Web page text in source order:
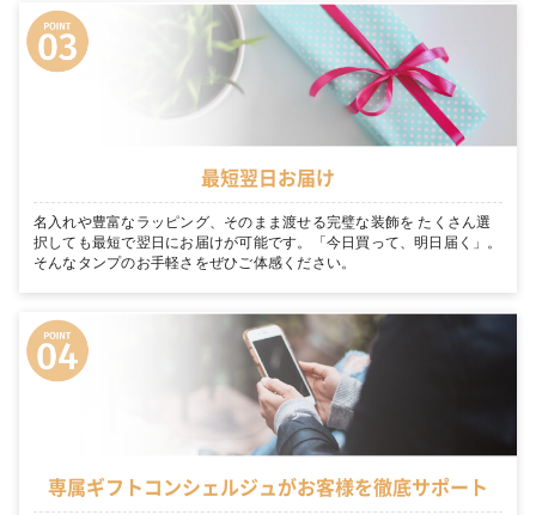
最短翌日お届け
名入れや豊富なラッピング、そのまま渡せる完璧な装飾を たくさん選
択しても最短で翌日にお届けが可能です。「今日買って、明日届く」。
そんなタンプのお手軽さをぜひご体感ください。
専属ギフトコンシェルジュがお客様を徹底サポート